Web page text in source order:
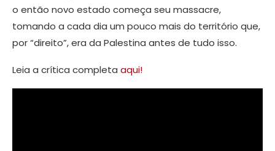
o então novo estado começa seu massacre,
tomando a cada dia um pouco mais do território que,
por “direito”, era da Palestina antes de tudo isso.
Leia a crítica completa aqui!